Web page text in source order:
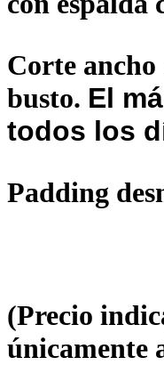
Corte
busto. El
todos los
Padding
(Precio
únicamente